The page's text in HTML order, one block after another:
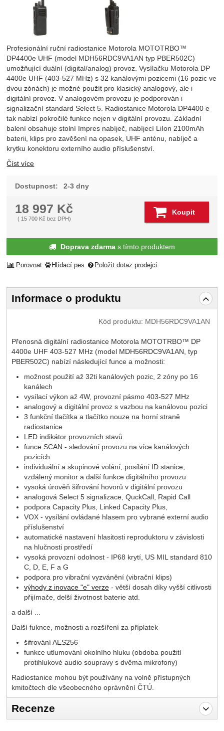
Profesionální ruční radiostanice Motorola MOTOTRBO™
DP4400e UHF (model MDH56RDC9VA1AN typ PBER502C)
umožňující duální (digital/analog) provoz. Vysílačku Motorola DP
4400e UHF (403-527 MHz) s 32 kanálovými pozicemi (16 pozic ve
dvou zónách) je možné použít pro klasický analogový, ale i
digitální provoz. V analogovém provozu je podporován i
signalizační standard Select 5. Radiostanice Motorola DP4400 e
tak nabízí pokročilé funkce nejen v digitální provozu. Základní
balení obsahuje stolní Impres nabíječ, nabíjecí LiIon 2100mAh
baterii, klips pro zavěšení na opasek, UHF anténu, nabíječ a
krytku konektoru externího audio příslušenství.
Číst více
Dostupnost: 2-3 dny
18 997 Kč
(15 700 Kč bez DPH)
Koupit
Doprava zdarmas tímto produktem
Porovnat Hlídací pes Položit dotaz prodejci
Informace o produktu
Kód produktu: MDH56RDC9VA1AN
Přenosná digitální radiostanice Motorola MOTOTRBO™ DP
4400e UHF 403-527 MHz (model MDH56RDC9VA1AN, typ
PBER502C) nabízí následující funce a možnosti:
možnost použití až 32ti kanálových pozic, 2 zóny po 16
kanálech
vysílací výkon až 4W, provozní pásmo 403-527 MHz
analogový a digitální provoz s vazbou na kanálovou pozici
3 funkční tlačítka a tlačítko nouze na horní straně
radiostanice
LED indikátor provozních stavů
funce SCAN - sledování provozu na více kanálových
pozicích
individuální a skupinové volání, posílání ID stanice,
vzdálený monitor a další funkce digitálního provozu
vysoká úrověň šifrování hovorů v digitální provozu
analogová Select 5 signalizace, QuckCall, Rapid Call
podpora Capacity Plus, Linked Capacity Plus,
VOX - vysílání ovládané hlasem pro vybrané externí audio
příslušenství
automatické nastavení hlasitosti reproduktoru v závislosti
na hlučnosti prostředí
vysoká provozní odolnost - IP68 krytí, US MIL standard 810
C, D, E, F a G
podpora pro vibrační vyzvánění (vibrační klips)
výhody z inovace "e" verze- větší dosah díky vyšší citlivosti
přijímače, delší životnost baterie atd.
a další ...
Další fuknce, možnosti a rozšíření za příplatek
šifrování AES256
funkce utlumování okolního hluku (obdoba použití
protihlukové audio soupravy s dvěma mikrofony)
Radiostanice mohou být používány na volně přístupných
kmitočtech dle všeobecného oprávnění ČTÚ.
Recenze